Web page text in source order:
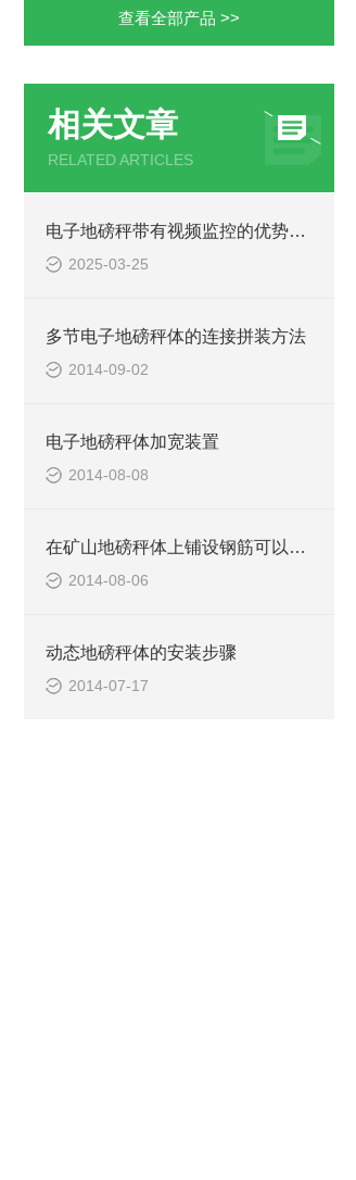
查看全部产品 >>
相关文章
RELATED ARTICLES
电子地磅秤带有视频监控的优势和重要性
2025-03-25
多节电子地磅秤体的连接拼装方法
2014-09-02
电子地磅秤体加宽装置
2014-08-08
在矿山地磅秤体上铺设钢筋可以防滑
2014-08-06
动态地磅秤体的安装步骤
2014-07-17